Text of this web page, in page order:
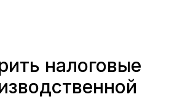
налоговые